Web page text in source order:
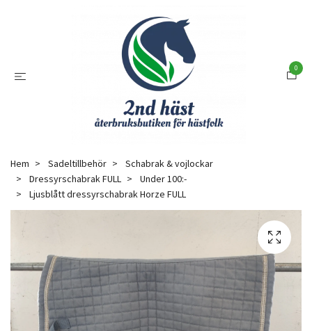
0
Hem Sadeltillbehör
Schabrak & vojlockar
Dressyrschabrak FULL
Under 100:-
Ljusblått dressyrschabrak Horze FULL